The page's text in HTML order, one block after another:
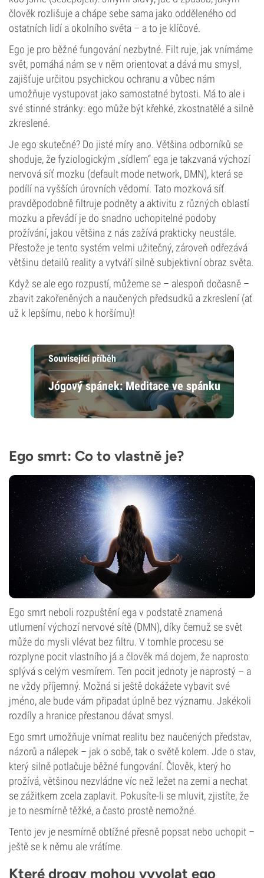
člověk rozlišuje a chápe sebe sama jako odděleného od
ostatních lidí a okolního světa – a to je klíčové.
Ego je pro běžné fungování nezbytné. Filt ruje, jak vnímáme
svět, pomáhá nám se v něm orientovat a dává mu smysl,
zajišťuje určitou psychickou ochranu a vůbec nám
umožňuje vystupovat jako samostatné bytosti. Má to ale i
své stinné stránky: ego může být křehké, zkostnatělé a silně
zkreslené.
Je ego skutečné? Do jisté míry ano. Většina odborníků se
shoduje, že fyziologickým „sídlem“ ega je takzvaná výchozí
nervová síť mozku (default mode network, DMN), která se
podílí na vyšších úrovních vědomí. Tato mozková síť
pravděpodobně filtruje podněty a aktivitu z různých oblastí
mozku a převádí je do snadno uchopitelné podoby
prožívání, jakou většina z nás zažívá prakticky neustále.
Přestože je tento systém velmi užitečný, zároveň odřezává
většinu detailů reality a vytváří silně subjektivní obraz světa.
Když se ale ego rozpustí, můžeme se – alespoň dočasně –
zbavit zakořeněných a naučených předsudků a zkreslení (ať
už k lepšímu, nebo k horšímu)!
Související příběh
Jógový spánek: Meditace ve spánku
Ego smrt: Co to vlastně je?
Ego smrt neboli rozpuštění ega v podstatě znamená
utlumení výchozí nervové sítě (DMN), díky čemuž se svět
může do mysli vlévat bez filtru. V tomhle procesu se
rozplyne pocit vlastního já a člověk má dojem, že naprosto
splývá s celým vesmírem. Ten pocit jednoty je naprostý – a
ne vždy příjemný. Možná si ještě dokážete vybavit své
jméno, ale bude vám připadat úplně bez významu. Jakékoli
rozdíly a hranice přestanou dávat smysl.
Ego smrt umožňuje vnímat realitu bez naučených představ,
názorů a nálepek – jak o sobě, tak o světě kolem. Jde o stav,
který silně potlačuje běžné fungování. Člověk, který ho
prožívá, většinou nezvládne víc než ležet na zemi a nechat
se zážitkem zcela zaplavit. Pokusíte-li se mluvit, zjistíte, že
je to nesmírně těžké, a často prostě nemožné.
Tento jev je nesmírně obtížné přesně popsat nebo uchopit –
ještě se k němu ale vrátíme.
Které drogy mohou vyvolat ego